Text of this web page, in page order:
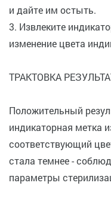
и дайте им остыть.
3. Извлеките
изменение цвета
ТРАКТОВКА
Положительный
индикаторная метка
соответствующий
стала темнее -
параметры